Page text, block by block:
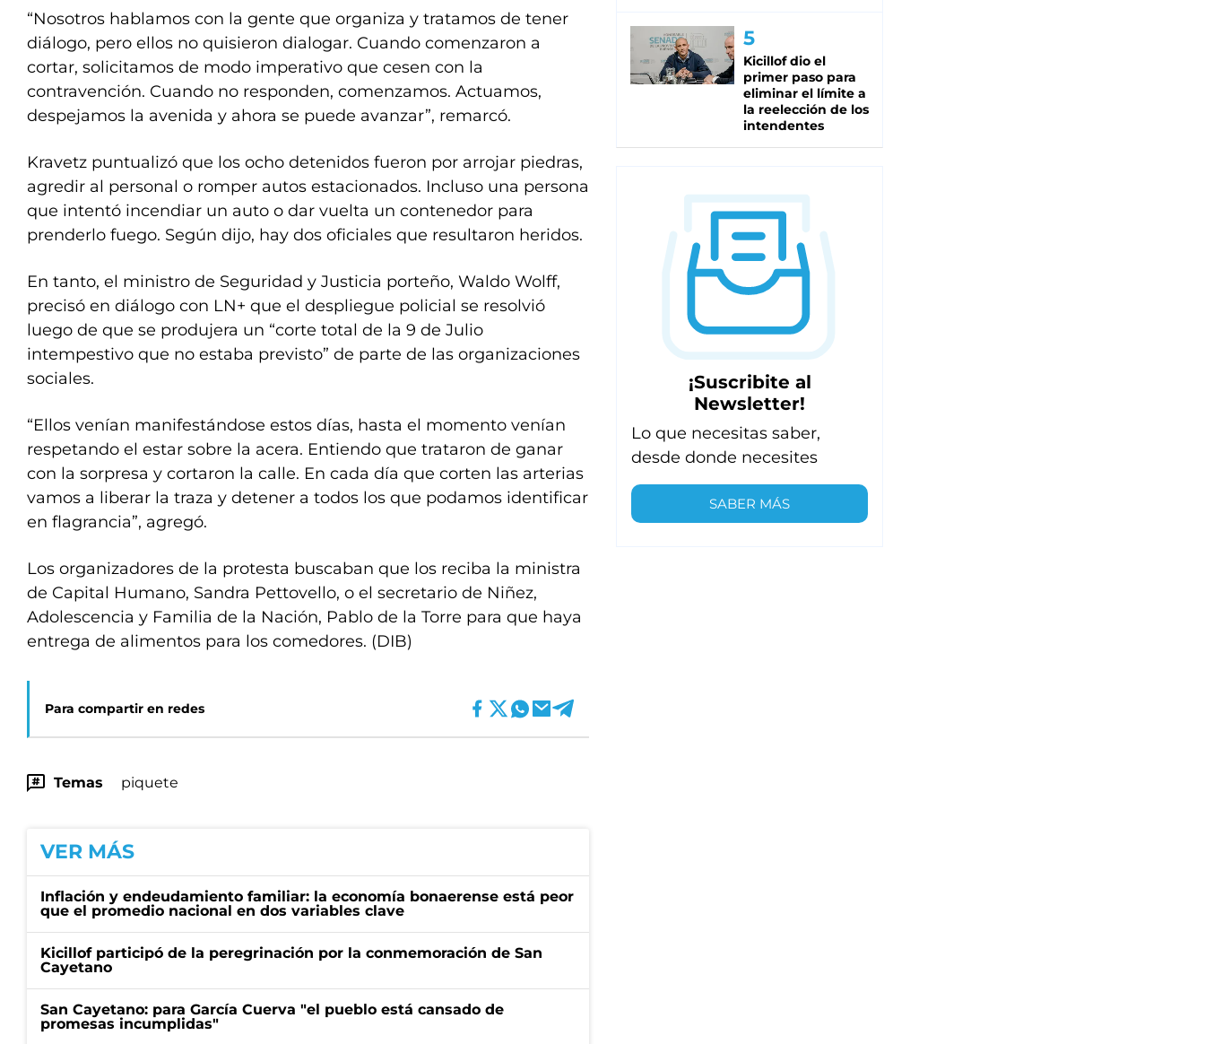
“Nosotros hablamos con la gente que organiza y tratamos de tener
diálogo, pero ellos no quisieron dialogar. Cuando comenzaron a
cortar, solicitamos de modo imperativo que cesen con la
contravención. Cuando no responden, comenzamos. Actuamos,
despejamos la avenida y ahora se puede avanzar”, remarcó.
Kravetz puntualizó que los ocho detenidos fueron por arrojar piedras,
agredir al personal o romper autos estacionados. Incluso una persona
que intentó incendiar un auto o dar vuelta un contenedor para
prenderlo fuego. Según dijo, hay dos oficiales que resultaron heridos.
En tanto, el ministro de Seguridad y Justicia porteño, Waldo Wolff,
precisó en diálogo con LN+ que el despliegue policial se resolvió
luego de que se produjera un “corte total de la 9 de Julio
intempestivo que no estaba previsto” de parte de las organizaciones
sociales.
“Ellos venían manifestándose estos días, hasta el momento venían
respetando el estar sobre la acera. Entiendo que trataron de ganar
con la sorpresa y cortaron la calle. En cada día que corten las arterias
vamos a liberar la traza y detener a todos los que podamos identificar
en flagrancia”, agregó.
Los organizadores de la protesta buscaban que los reciba la ministra
de Capital Humano, Sandra Pettovello, o el secretario de Niñez,
Adolescencia y Familia de la Nación, Pablo de la Torre para que haya
entrega de alimentos para los comedores. (DIB)
Para compartir en redes
Temas piquete
VER MÁS
Inflación y endeudamiento familiar: la economía bonaerense está peor
que el promedio nacional en dos variables clave
Kicillof participó de la peregrinación por la conmemoración de San
Cayetano
San Cayetano: para García Cuerva "el pueblo está cansado de
promesas incumplidas"
Kicillof dio el
primer paso para
eliminar el límite a
la reelección de los
intendentes
¡Suscribite al
Newsletter!
Lo que necesitas saber,
desde donde necesites
SABER MÁS